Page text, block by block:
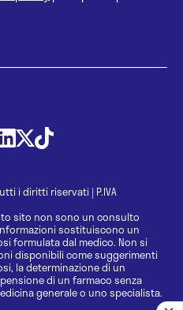
i diritti riservati | P.IVA
sito non sono un consulto
sostituiscono un
formulata dal medico. Non si
disponibili come suggerimenti
la determinazione di un
di un farmaco senza
generale o uno specialista.